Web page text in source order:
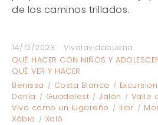
de los caminos trillados.
14/12/2023
Vivalavidabuena
QUÉ HACER CON NIÑOS Y
QUÉ VER Y HACER
Benissa
Costa Blanca
Denía
Guadelest Jalón Valle
Viva como un lugareño
llibr
Xàbia
Xaló